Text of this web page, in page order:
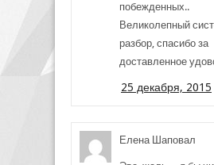
побежденных..
Великолепный
разбор, спасибо за
доставленное
25 декабря, 2015
Елена Шаповал